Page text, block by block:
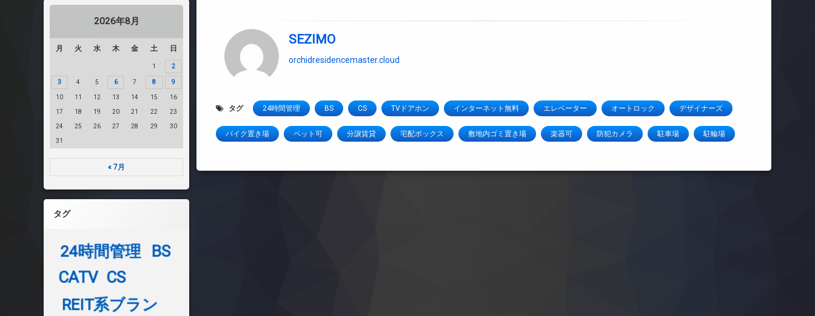
SEZIMO
orchidresidencemaster.cloud
タグ 24時間管理 BS CS TVドアホン インターネット無料 エレベーター オートロック デザイナーズ
バイク置き場 ペット可 分譲賃貸 宅配ボックス 敷地内ゴミ置き場 楽器可 防犯カメラ 駐車場 駐輪場
2026年8月
月 火 水 木 金 土 日
1 2
3 4 5 6 7 8 9
10 11 12 13 14 15 16
17 18 19 20 21 22 23
24 25 26 27 28 29 30
31
« 7月
タグ
24時間管理
BS
CATV CS
REIT系ブラン